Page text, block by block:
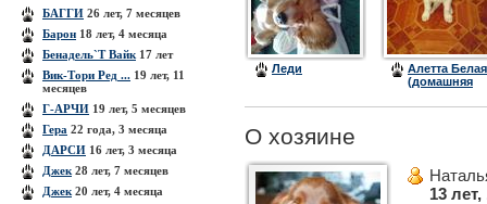
БАГГИ 26 лет, 7 месяцев
Барон 18 лет, 4 месяца
Бенадель`Т Вайк 17 лет
Вик-Тори Ред ... 19 лет, 11
месяцев
Г-АРЧИ 19 лет, 5 месяцев
Гера 22 года, 3 месяца
ДАРСИ 16 лет, 3 месяца
Джек 28 лет, 7 месяцев
Джек 20 лет, 4 месяца
Леди
Алетта Белая
(домашняя
О хозяине
13